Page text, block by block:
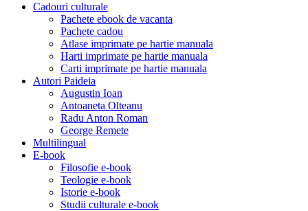
Cadouri culturale
Pachete ebook de vacanta
Pachete cadou
Atlase imprimate pe hartie manuala
Harti imprimate pe hartie manuala
Carti imprimate pe hartie manuala
Autori Paideia
Augustin Ioan
Antoaneta Olteanu
Radu Anton Roman
George Remete
Multilingual
E-book
Filosofie e-book
Teologie e-book
Istorie e-book
Studii culturale e-book